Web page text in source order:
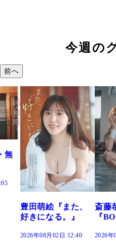
今週の
前へ
斎藤恭代
『BOUND』
2026年08月02日 12:35
咲田
『
2026年